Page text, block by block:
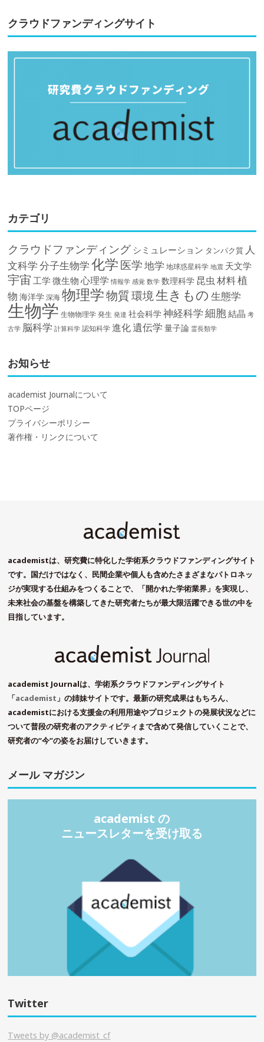
クラウドファンディングサイト
カテゴリ
クラウドファンディングシミュレーション タンパク質 人
文科学分子生物学化学医学地学 地球惑星科学 地震 天文学
宇宙 工学 微生物 心理学 情報学 感覚 数学 数理科学 昆虫 材料植
物 海洋学 深海 物理学物質環境生きもの 生態学
生物学 生物物理学 発生 発達 社会科学神経科学細胞結晶 考
古学 脳科学 計算科学 認知科学 進化遺伝学 量子論 霊長類学
お知らせ
academist Journalについて
TOPページ
プライバシーポリシー
著作権・リンクについて
academistは、研究費に特化した学術系クラウドファンディングサイト
です。国だけではなく、民間企業や個人も含めたさまざまなパトロネッ
ジが実現する仕組みをつくることで、「開かれた学術業界」を実現し、
未来社会の基盤を構築してきた研究者たちが最大限活躍できる世の中を
目指しています。
academist Journalは、学術系クラウドファンディングサイト
「academist 」の姉妹サイトです。最新の研究成果はもちろん、
academistにおける支援金の利用用途やプロジェクトの発展状況などに
ついて普段の研究者のアクティビティまで含めて発信していくことで、
研究者の“今”の姿をお届けしていきます。
メール マガジン
academist の
ニュースレターを受け取る
Twitter
Tweets by @academist_cf